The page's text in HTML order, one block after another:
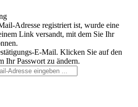
Adresse registriert ist, wurde eine
Link versandt, mit dem Sie Ihr
E-Mail. Klicken Sie auf den
Ihr Passwort zu ändern.